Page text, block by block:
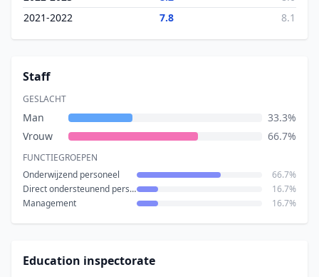
2021-2022
7.8 8.1
Staff
GESLACHT
Man
33.3%
Vrouw
66.7%
FUNCTIEGROEPEN
Onderwijzend personeel
66.7%
Direct ondersteunend personeel
16.7%
Management
16.7%
Education inspectorate